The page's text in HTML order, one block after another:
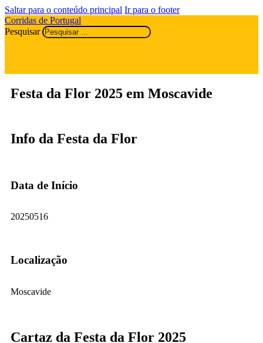
Saltar para o conteúdo principal Ir para o footer
Corridas de Portugal
Pesquisar
Festa da Flor 2025 em Moscavide
Info da Festa da Flor
Data de Início
20250516
Localização
Moscavide
Cartaz da Festa da Flor 2025